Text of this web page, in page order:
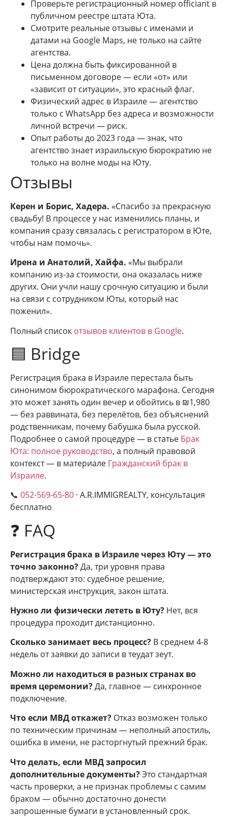
Проверьте регистрационный номер officiant в
публичном реестре штата Юта.
Смотрите реальные отзывы с именами и
датами на Google Maps, не только на сайте
агентства.
Цена должна быть фиксированной в
письменном договоре — если «от» или
«зависит от ситуации», это красный флаг.
Физический адрес в Израиле — агентство
только с WhatsApp без адреса и возможности
личной встречи — риск.
Опыт работы до 2023 года — знак, что
агентство знает израильскую бюрократию не
только на волне моды на Юту.
Отзывы
Керен и Борис, Хадера. «Спасибо за прекрасную
свадьбу! В процессе у нас изменились планы, и
компания сразу связалась с регистратором в Юте,
чтобы нам помочь».
Ирена и Анатолий, Хайфа. «Мы выбрали
компанию из-за стоимости, она оказалась ниже
других. Они учли нашу срочную ситуацию и были
на связи с сотрудником Юты, который нас
поженил».
Полный список отзывов клиентов в Google.
🟦 Bridge
Регистрация брака в Израиле перестала быть
синонимом бюрократического марафона. Сегодня
это может занять один вечер и обойтись в ₪1,980
— без раввината, без перелётов, без объяснений
родственникам, почему бабушка была русской.
Подробнее о самой процедуре — в статье Брак
Юта: полное руководство, а полный правовой
контекст — в материале Гражданский брак в
Израиле.
📞 052-569-65-80 · A.R.IMMIGREALTY, консультация
бесплатно
❓ FAQ
Регистрация брака в Израиле через Юту — это
точно законно?Да, три уровня права
подтверждают это: судебное решение,
министерская инструкция, закон штата.
Нужно ли физически лететь в Юту? Нет, вся
процедура проходит дистанционно.
Сколько занимает весь процесс? В среднем 4-8
недель от заявки до записи в теудат зеут.
Можно ли находиться в разных странах во
время церемонии?Да, главное — синхронное
подключение.
Что если МВД откажет? Отказ возможен только
по техническим причинам — неполный апостиль,
ошибка в имени, не расторгнутый прежний брак.
Что делать, если МВД запросил
дополнительные документы?Это стандартная
часть проверки, а не признак проблемы с самим
браком — обычно достаточно донести
запрошенные бумаги в установленный срок.